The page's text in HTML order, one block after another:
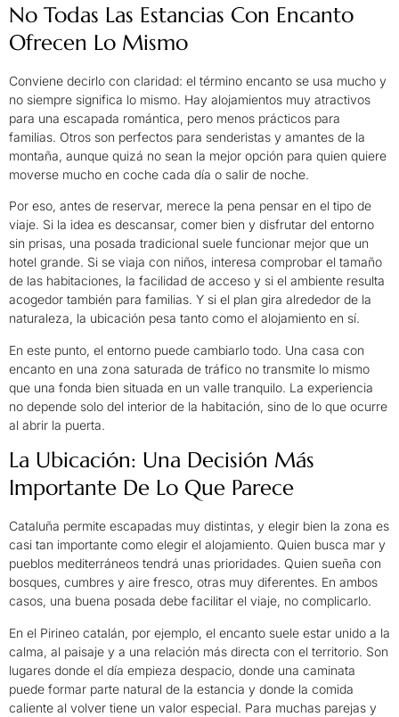
No Todas Las Estancias Con Encanto
Ofrecen Lo Mismo
Conviene decirlo con claridad: el término encanto se usa mucho y
no siempre significa lo mismo. Hay alojamientos muy atractivos
para una escapada romántica, pero menos prácticos para
familias. Otros son perfectos para senderistas y amantes de la
montaña, aunque quizá no sean la mejor opción para quien quiere
moverse mucho en coche cada día o salir de noche.
Por eso, antes de reservar, merece la pena pensar en el tipo de
viaje. Si la idea es descansar, comer bien y disfrutar del entorno
sin prisas, una posada tradicional suele funcionar mejor que un
hotel grande. Si se viaja con niños, interesa comprobar el tamaño
de las habitaciones, la facilidad de acceso y si el ambiente resulta
acogedor también para familias. Y si el plan gira alrededor de la
naturaleza, la ubicación pesa tanto como el alojamiento en sí.
En este punto, el entorno puede cambiarlo todo. Una casa con
encanto en una zona saturada de tráfico no transmite lo mismo
que una fonda bien situada en un valle tranquilo. La experiencia
no depende solo del interior de la habitación, sino de lo que ocurre
al abrir la puerta.
La Ubicación: Una Decisión Más
Importante De Lo Que Parece
Cataluña permite escapadas muy distintas, y elegir bien la zona es
casi tan importante como elegir el alojamiento. Quien busca mar y
pueblos mediterráneos tendrá unas prioridades. Quien sueña con
bosques, cumbres y aire fresco, otras muy diferentes. En ambos
casos, una buena posada debe facilitar el viaje, no complicarlo.
En el Pirineo catalán, por ejemplo, el encanto suele estar unido a la
calma, al paisaje y a una relación más directa con el territorio. Son
lugares donde el día empieza despacio, donde una caminata
puede formar parte natural de la estancia y donde la comida
caliente al volver tiene un valor especial. Para muchas parejas y